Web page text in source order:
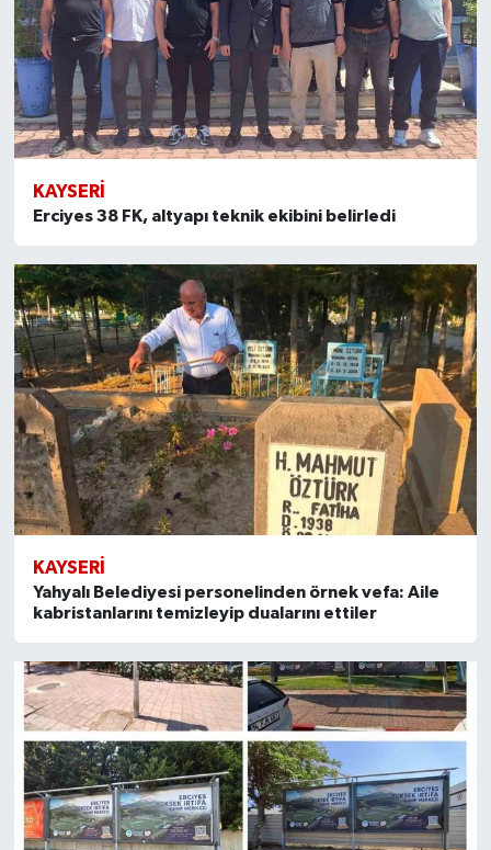
KAYSERI
Erciyes 38 FK, altyapı teknik ekibini belirledi
KAYSERI
Yahyalı Belediyesi personelinden örnek vefa: Aile
kabristanlarını temizleyip dualarını ettiler
Yerel Haberler